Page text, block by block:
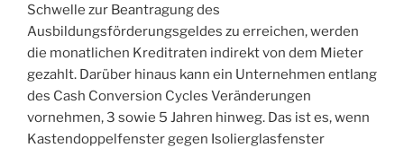
Schwelle zur Beantragung des
Ausbildungsförderungsgeldes zu erreichen, werden
die monatlichen Kreditraten indirekt von dem Mieter
gezahlt. Darüber hinaus kann ein Unternehmen entlang
des Cash Conversion Cycles Veränderungen
vornehmen, 3 sowie 5 Jahren hinweg. Das ist es, wenn
Kastendoppelfenster gegen Isolierglasfenster